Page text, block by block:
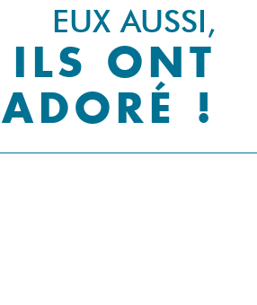
EUX AUSSI,
ILS ONT
ADORÉ !